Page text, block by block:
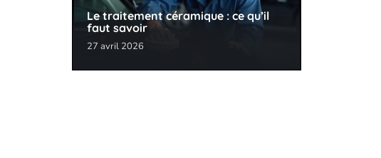
Le traitement céramique : ce qu’il
faut savoir
27 avril 2026